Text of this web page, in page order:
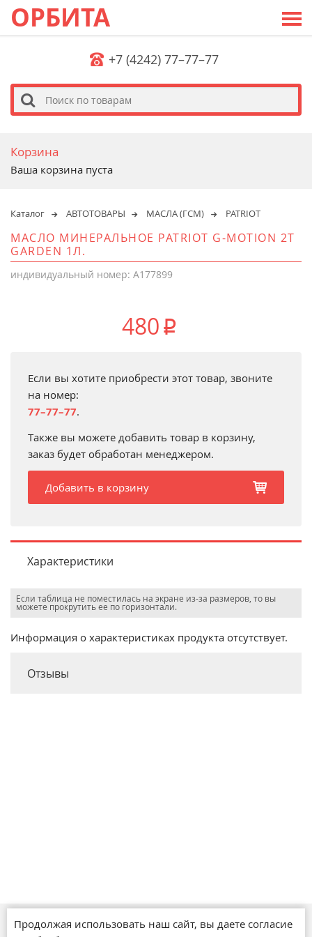
ОРБИТА
+7 (4242) 77–77–77
s
Корзина
Ваша корзина пуста
Каталог АВТОТОВАРЫ МАСЛА (ГСМ) PATRIOT
МАСЛО МИНЕРАЛЬНОЕ PATRIOT G-MOTION 2Т
GARDEN 1Л.
индивидуальный номер: A177899
480 p
Если вы хотите приобрести этот товар, звоните
на номер:
77–77–77.
Также вы можете добавить товар в корзину,
заказ будет обработан менеджером.
Добавить в корзину b
Характеристики
Если таблица не поместилась на экране из-за размеров, то вы
можете прокрутить ее по горизонтали.
Информация о характеристиках продукта отсутствует.
Отзывы
Магазины
Продолжая использовать наш сайт, вы даете согласие